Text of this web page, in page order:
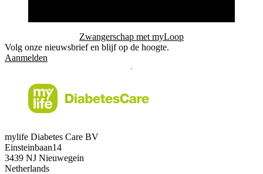
Zwangerschap met myLoop
Volg onze nieuwsbrief en blijf op de hoogte.
Aanmelden
mylife Diabetes Care BV
Einsteinbaan14
3439 NJ Nieuwegein
Netherlands